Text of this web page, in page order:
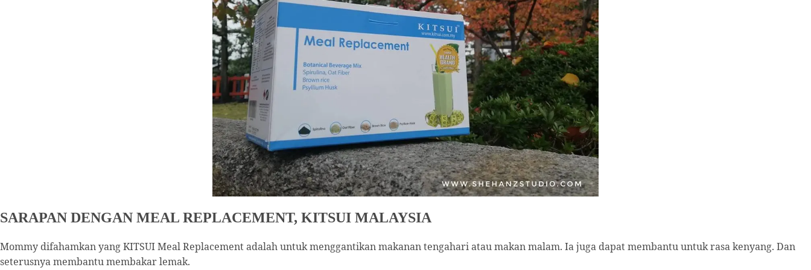
SARAPAN DENGAN MEAL REPLACEMENT, KITSUI MALAYSIA
Mommy difahamkan yang KITSUI Meal Replacement adalah untuk menggantikan makanan tengahari atau makan malam. Ia juga dapat membantu untuk rasa kenyang. Dan
seterusnya membantu membakar lemak.